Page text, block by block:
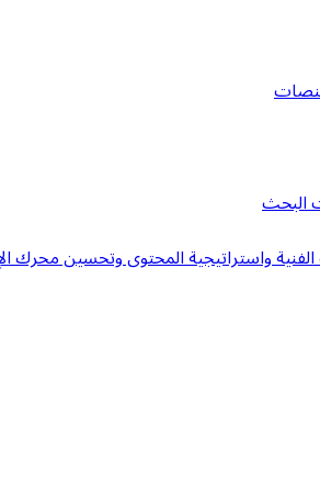
البحث
واستراتيجية المحتوى وتحسين محرك